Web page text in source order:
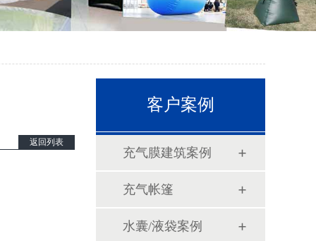
返回列表
客户案例
充气膜建筑案例
充气帐篷
水囊/液袋案例